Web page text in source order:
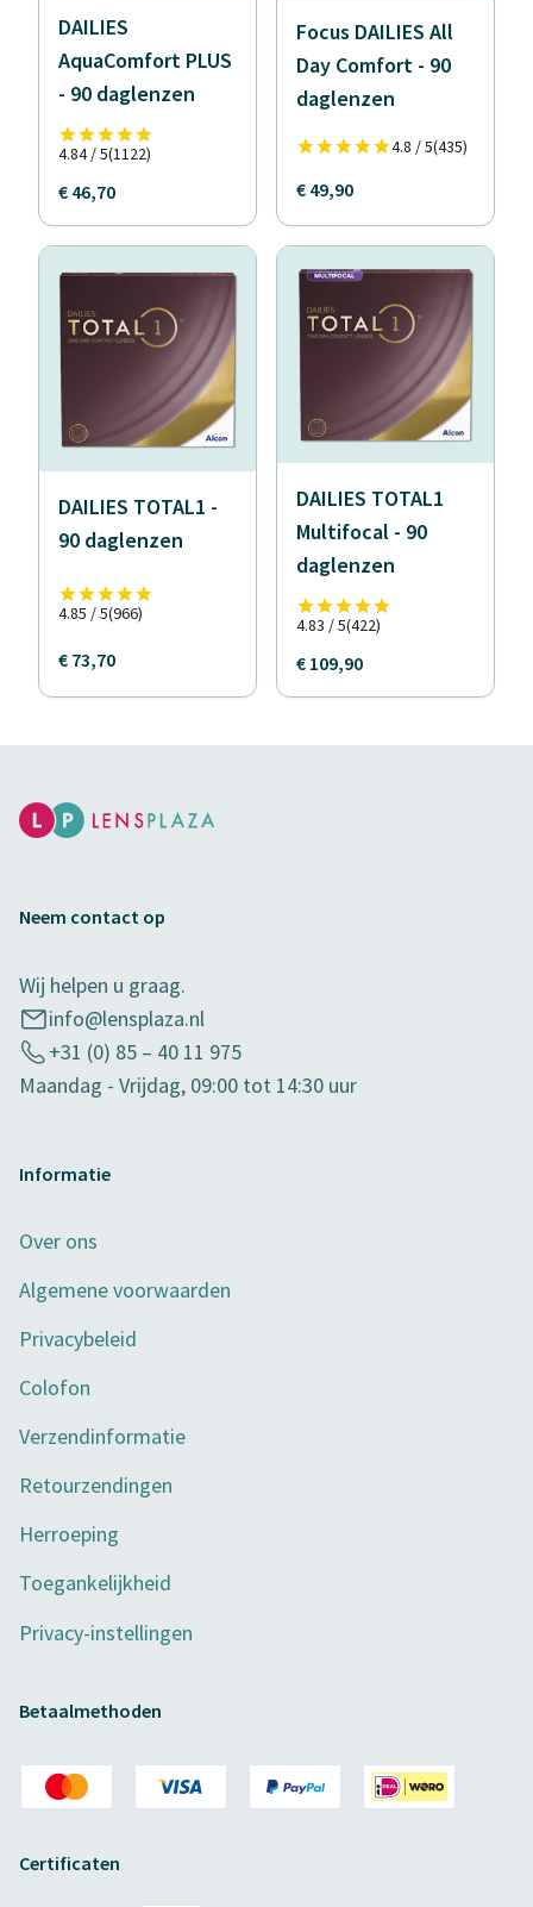
DAILIES
AquaComfort PLUS
- 90 daglenzen
4.84 / 5(1122)
€ 46,70
Focus DAILIES All
Day Comfort - 90
daglenzen
4.8 / 5(435)
€ 49,90
DAILIES TOTAL1 -
90 daglenzen
4.85 / 5(966)
€ 73,70
DAILIES TOTAL1
Multifocal - 90
daglenzen
4.83 / 5(422)
€ 109,90
Neem contact op
Wij helpen u graag.
info@lensplaza.nl
+31 (0) 85 – 40 11 975
Maandag - Vrijdag, 09:00 tot 14:30 uur
Informatie
Over ons
Algemene voorwaarden
Privacybeleid
Colofon
Verzendinformatie
Retourzendingen
Herroeping
Toegankelijkheid
Privacy-instellingen
Betaalmethoden
Certificaten